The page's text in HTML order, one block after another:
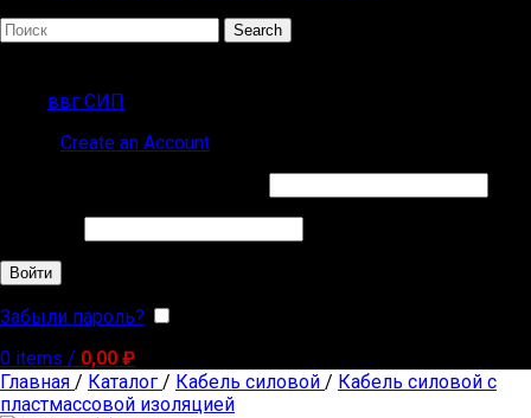
Search
ввг СИП
Create an Account
Войти
Забыли пароль?
0 items / 0,00 ₽
Главная / Каталог / Кабель силовой / Кабель силовой с
пластмассовой изоляцией